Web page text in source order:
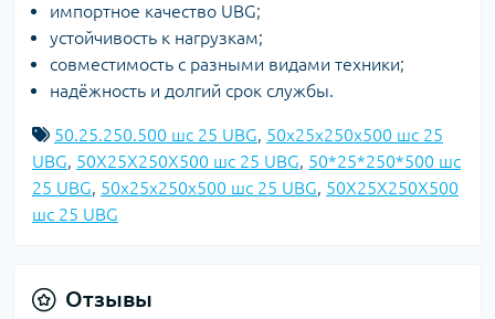
импортное качество UBG;
устойчивость к нагрузкам;
совместимость с разными видами техники;
надёжность и долгий срок службы.
50.25.250.500 шс 25 UBG, 50x25x250x500 шс 25
UBG, 50X25X250X500 шс 25 UBG, 50*25*250*500 шс
25 UBG, 50х25х250х500 шс 25 UBG, 50Х25Х250Х500
шс 25 UBG
Отзывы